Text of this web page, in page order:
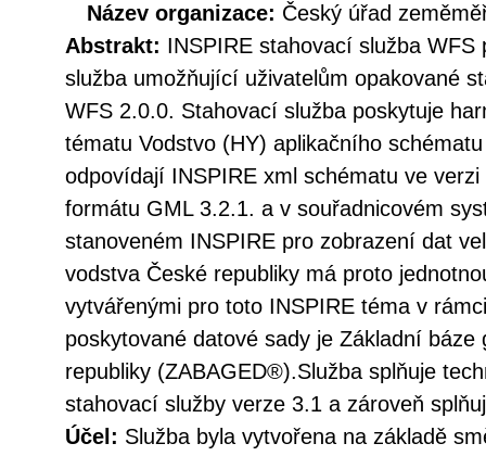
Název organizace: Český úřad
Abstrakt: INSPIRE stahovací služba WFS
služba umožňující uživatelům opakované
WFS 2.0.0. Stahovací služba poskytuje
tématu Vodstvo (HY) aplikačního
odpovídají INSPIRE xml schématu ve
formátu GML 3.2.1. a v souřadnicovém
stanoveném INSPIRE pro zobrazení dat
vodstva České republiky má proto
vytvářenými pro toto INSPIRE téma v
poskytované datové sady je Základní báze
republiky (ZABAGED®).Služba splňuje
stahovací služby verze 3.1 a zároveň
Účel: Služba byla vytvořena na základě